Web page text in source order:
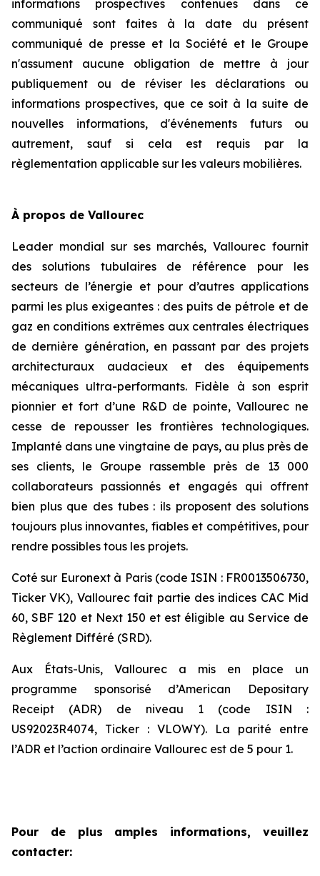
informations prospectives contenues dans ce
communiqué sont faites à la date du présent
communiqué de presse et la Société et le Groupe
n'assument aucune obligation de mettre à jour
publiquement ou de réviser les déclarations ou
informations prospectives, que ce soit à la suite de
nouvelles informations, d'événements futurs ou
autrement, sauf si cela est requis par la
règlementation applicable sur les valeurs mobilières.
À propos de Vallourec
Leader mondial sur ses marchés, Vallourec fournit
des solutions tubulaires de référence pour les
secteurs de l’énergie et pour d’autres applications
parmi les plus exigeantes : des puits de pétrole et de
gaz en conditions extrêmes aux centrales électriques
de dernière génération, en passant par des projets
architecturaux audacieux et des équipements
mécaniques ultra-performants. Fidèle à son esprit
pionnier et fort d’une R&D de pointe, Vallourec ne
cesse de repousser les frontières technologiques.
Implanté dans une vingtaine de pays, au plus près de
ses clients, le Groupe rassemble près de 13 000
collaborateurs passionnés et engagés qui offrent
bien plus que des tubes : ils proposent des solutions
toujours plus innovantes, fiables et compétitives, pour
rendre possibles tous les projets.
Coté sur Euronext à Paris (code ISIN : FR0013506730,
Ticker VK), Vallourec fait partie des indices CAC Mid
60, SBF 120 et Next 150 et est éligible au Service de
Règlement Différé (SRD).
Aux États-Unis, Vallourec a mis en place un
programme sponsorisé d’American Depositary
Receipt (ADR) de niveau 1 (code ISIN :
US92023R4074, Ticker : VLOWY). La parité entre
l’ADR et l’action ordinaire Vallourec est de 5 pour 1.
Pour de plus amples informations, veuillez
contacter: